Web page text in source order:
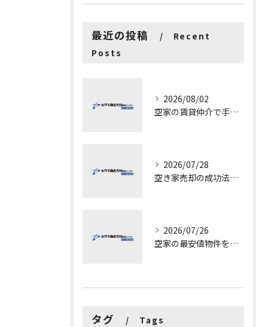
最近の投稿
Recent
Posts
2026/08/02
空家の賃貸仲介で手数料と上限を徹底解説し200万円物件の注意点も紹介
2026/07/28
空き家売却の成功法と注意点
2026/07/26
空家の最安値物件を茨城県水戸市つくば市で探す方法と賢い売却ポイントを徹底解説
タグ Tags